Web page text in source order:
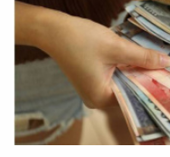
悔」；22.8%屬於「求
「選系」為主的，現階
下，「選校不選系」的
發言人楊宗斌認為，在
主」的上班族，可能事
也試著去了解，對往後
後，不僅後悔選填志願